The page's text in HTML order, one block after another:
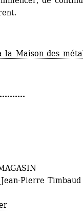
la Maison des
Pierre Timbaud